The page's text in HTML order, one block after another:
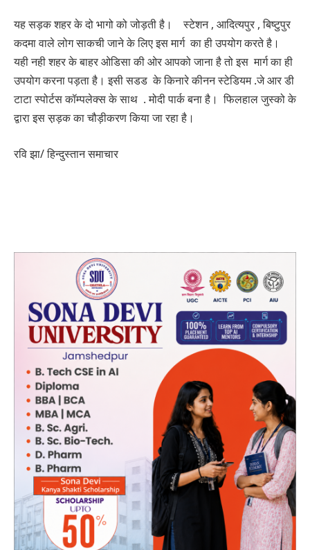
यह सड़क शहर के दो भागो को जोड़ती है। स्टेशन , आदित्यपुर , बिष्टुपुर
कदमा वाले लोग साकची जाने के लिए इस मार्ग का ही उपयोग करते है।
यही नही शहर के बाहर ओडिसा की ओर आपको जाना है तो इस मार्ग का ही
उपयोग करना पड़ता है। इसी सडड के किनारे कीनन स्टेडियम .जे आर डी
टाटा स्पोर्टस कॉम्पलेक्स के साथ . मोदी पार्क बना है। फिलहाल जुस्को के
द्वारा इस स़ड़क का चौड़ीकरण किया जा रहा है।
रवि झा/ हिन्दुस्तान समाचार